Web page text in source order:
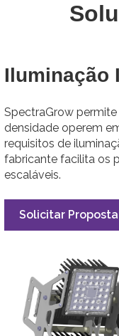
Iluminação
SpectraGrow
densidade operem
requisitos de
fabricante facilita os
escaláveis.
Solicitar Proposta